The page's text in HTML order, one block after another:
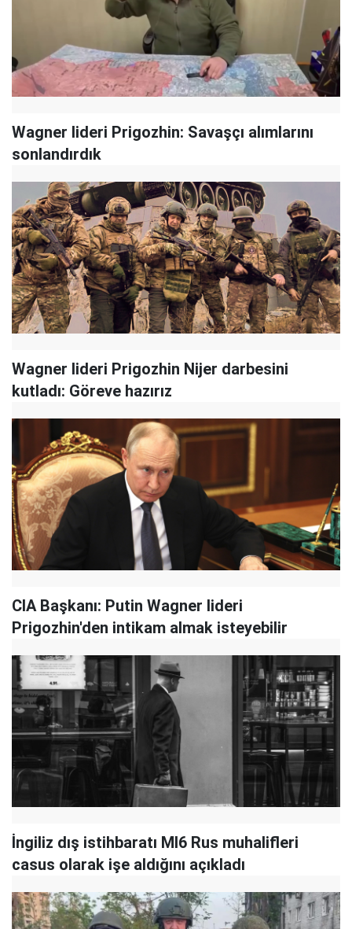
Wagner lideri Prigozhin: Savaşçı alımlarını
sonlandırdık
Wagner lideri Prigozhin Nijer darbesini
kutladı: Göreve hazırız
CIA Başkanı: Putin Wagner lideri
Prigozhin'den intikam almak isteyebilir
İngiliz dış istihbaratı MI6 Rus muhalifleri
casus olarak işe aldığını açıkladı